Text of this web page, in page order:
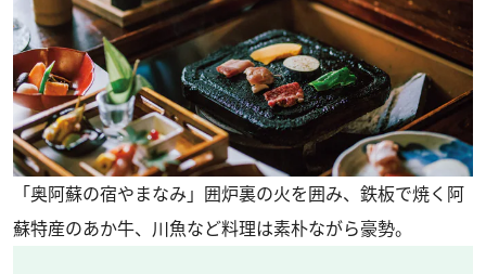
「奥阿蘇の宿やまなみ」囲炉裏の火を囲み、鉄板で焼く阿
蘇特産のあか牛、川魚など料理は素朴ながら豪勢。